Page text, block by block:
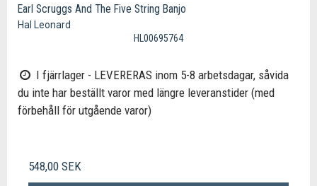
Earl Scruggs And The Five String Banjo
Hal Leonard
HL00695764
I fjärrlager - LEVERERAS inom 5-8 arbetsdagar, såvida
du inte har beställt varor med längre leveranstider (med
förbehåll för utgående varor)
548,00 SEK